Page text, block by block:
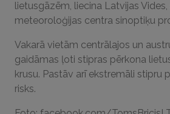
lietusgāzēm, liecina Latvijas
meteoroloģijas centra sinoptiķu
Vakarā vietām centrālajos un
gaidāmas ļoti stipras pērkona
krusu. Pastāv arī ekstremāli stipru
risks.